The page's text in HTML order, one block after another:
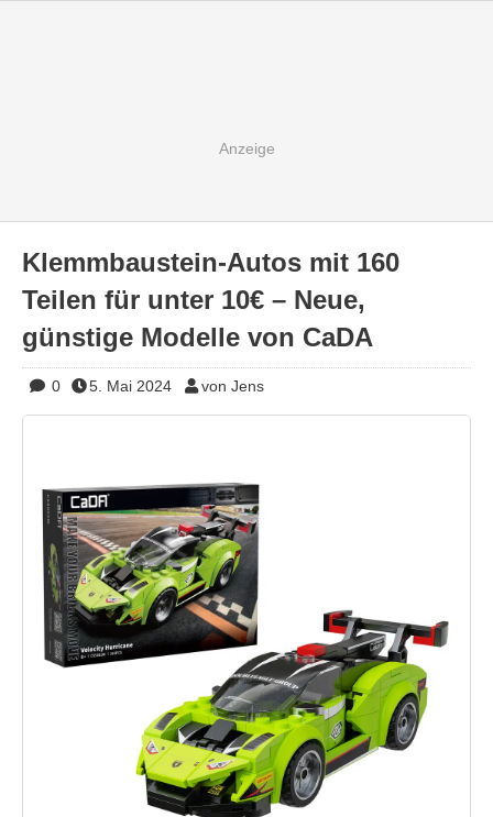
Klemmbaustein-Autos mit 160
Teilen für unter 10€ – Neue,
günstige Modelle von CaDA
0 5. Mai 2024 von Jens